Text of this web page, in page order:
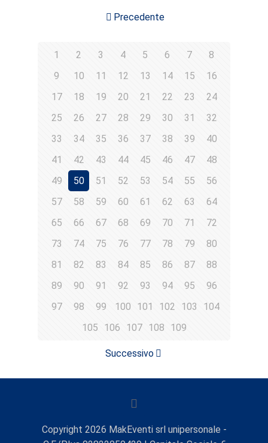
Precedente
1 2 3 4 5 6 7
8
9
10 11 12 13 14 15
16
17
18 19 20 21 22 23
24
25
26 27 28 29 30 31
32
33
34 35 36 37 38 39
40
41
42 43 44 45 46 47
48
49
50 51 52 53 54 55
56
57
58 59 60 61 62 63
64
65
66 67 68 69 70 71
72
73
74 75 76 77 78 79
80
81
82 83 84 85 86 87
88
89
90 91 92 93 94 95
96
97
98 99 100 101 102 103
104
105
106 107 108 109
Successivo
Copyright 2026 MakEventi srl unipersonale -